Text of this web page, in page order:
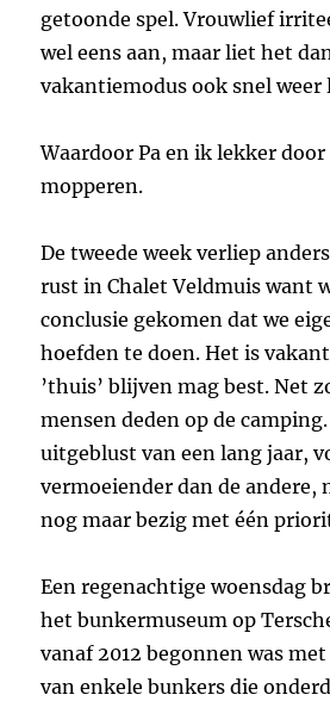
getoonde spel. Vrouwlief
wel eens aan, maar liet het
vakantiemodus ook snel weer
Waardoor Pa en ik lekker
mopperen.
De tweede week verliep
rust in Chalet Veldmuis want
conclusie gekomen dat we
hoefden te doen. Het is
’thuis’ blijven mag best. Net
mensen deden op de
uitgeblust van een lang jaar,
vermoeiender dan de andere,
nog maar bezig met één
Een regenachtige woensdag
het bunkermuseum op
vanaf 2012 begonnen was
van enkele bunkers die